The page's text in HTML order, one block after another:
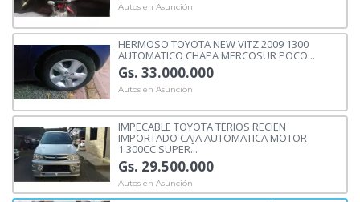
Autos en Asunción
HERMOSO TOYOTA NEW VITZ 2009 1300
AUTOMATICO CHAPA MERCOSUR POCO...
Gs. 33.000.000
Autos en Asunción
IMPECABLE TOYOTA TERIOS RECIEN
IMPORTADO CAJA AUTOMATICA MOTOR
1.300CC SUPER...
Gs. 29.500.000
Autos en Asunción